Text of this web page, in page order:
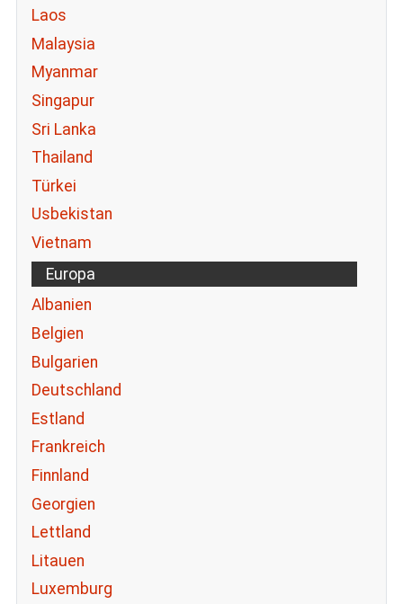
Laos
Malaysia
Myanmar
Singapur
Sri Lanka
Thailand
Türkei
Usbekistan
Vietnam
Europa
Albanien
Belgien
Bulgarien
Deutschland
Estland
Frankreich
Finnland
Georgien
Lettland
Litauen
Luxemburg